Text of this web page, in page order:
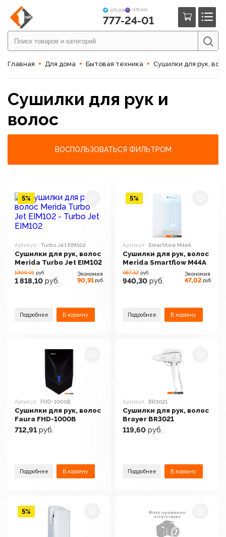
+375 (29) +375 (44)
777-24-01
Главная Для дома Бытовая техника Сушилки для рук,
Сушилки для рук и
волос
ВОСПОЛЬЗОВАТЬСЯ ФИЛЬТРОМ
Артикул: Turbo Jet EIM102
Сушилки для рук, волос
Merida Turbo Jet EIM102
1909.01 руб.
1 818,10 руб.
Экономия
90,91 руб.
Подробнее В корзину
5%
Артикул: Smartflow M44A
Сушилки для рук, волос
Merida Smartflow M44A
987.32 руб.
940,30 руб.
Экономия
47,02 руб.
Подробнее В корзину
5%
Артикул: FHD-1000B
Сушилки для рук, волос
Faura FHD-1000B
712,91 руб.
Подробнее В корзину
Артикул: BR3021
Сушилки для рук, волос
Brayer BR3021
119,60 руб.
Подробнее В корзину
5%